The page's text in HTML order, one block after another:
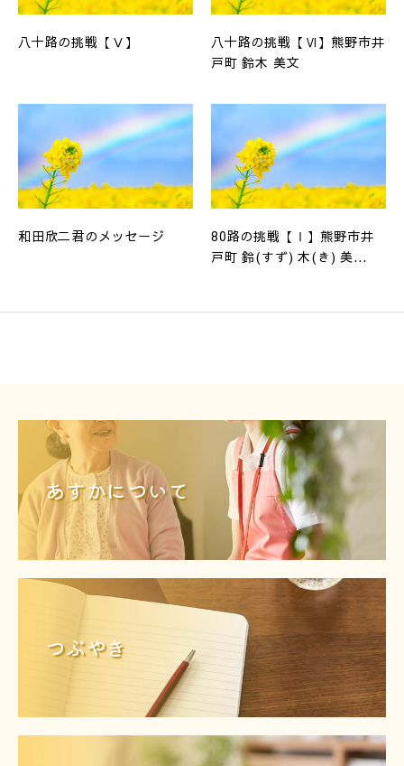
八十路の挑戦【Ⅴ】
八十路の挑戦【Ⅵ】熊野市井
戸町 鈴木 美文
和田欣二君のメッセージ
80路の挑戦【Ⅰ】熊野市井
戸町 鈴(すず) 木(き) 美...
あすかについて
つぶやき